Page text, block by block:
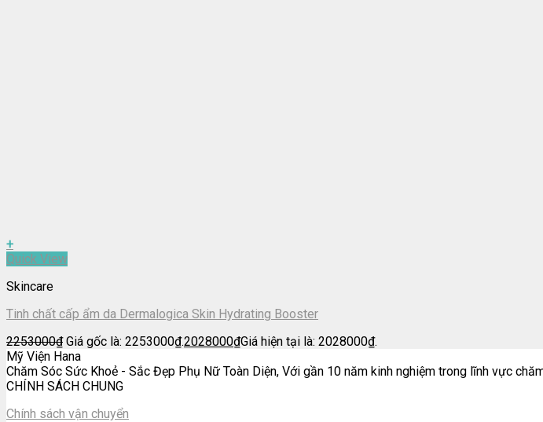
+
Quick View
Skincare
Tinh chất cấp ẩm da Dermalogica Skin Hydrating Booster
2253000₫ Giá gốc là: 2253000₫.2028000₫Giá hiện tại là: 2028000₫.
Mỹ Viện Hana
Chăm Sóc Sức Khoẻ - Sắc Đẹp Phụ Nữ Toàn Diện, Với gần 10 năm kinh nghiệm trong lĩnh vực
CHÍNH SÁCH CHUNG
Chính sách vận chuyển